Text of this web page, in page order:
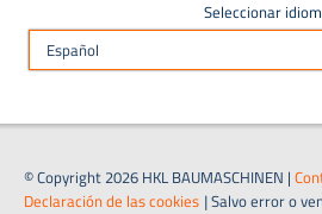
Seleccionar
© Copyright 2026 HKL BAUMASCHINEN |
Declaración de las cookies |Salvo error o